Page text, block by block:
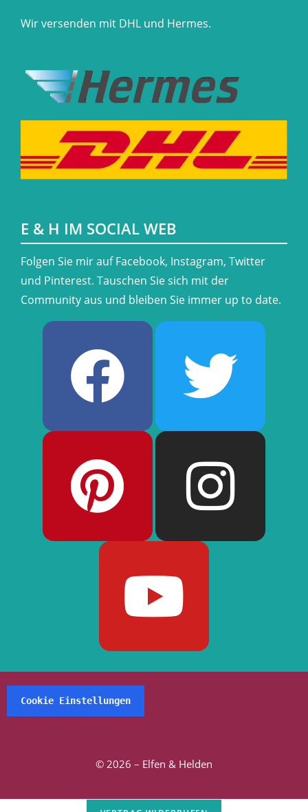
Wir versenden mit DHL und Hermes.
E & H IM SOCIAL WEB
​Folgen Sie mir auf Facebook, Instagram, Twitter
und Pinterest. Tauschen Sie sich mit der
Community aus und bleiben Sie immer up to date.
Cookie Einstellungen
© 2026 – Elfen & Helden